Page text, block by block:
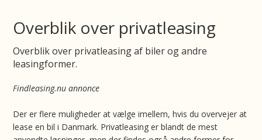
Overblik over privatleasing
Overblik over privatleasing af biler og andre
leasingformer.
Findleasing.nu annonce
Der er flere muligheder at vælge imellem, hvis du overvejer at
lease en bil i Danmark. Privatleasing er blandt de mest